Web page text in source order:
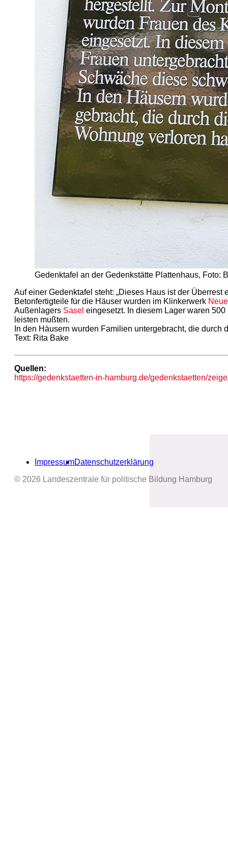
Gedenktafel an der Gedenkstätte Plattenhaus, Foto:
Auf einer Gedenktafel steht: „Dieses Haus ist der
Betonfertigteile für die Häuser wurden im Klinkerwerk
Außenlagers Sasel eingesetzt. In diesem Lager waren
leisten mußten.
In den Häusern wurden Familien untergebracht, die
Text: Rita Bake
Quellen:
https://gedenkstaetten-in-hamburg.de/gedenkstaetten/
ImpressumDatenschutzerklärung
© 2026 Landeszentrale für politische Bildung Hamburg